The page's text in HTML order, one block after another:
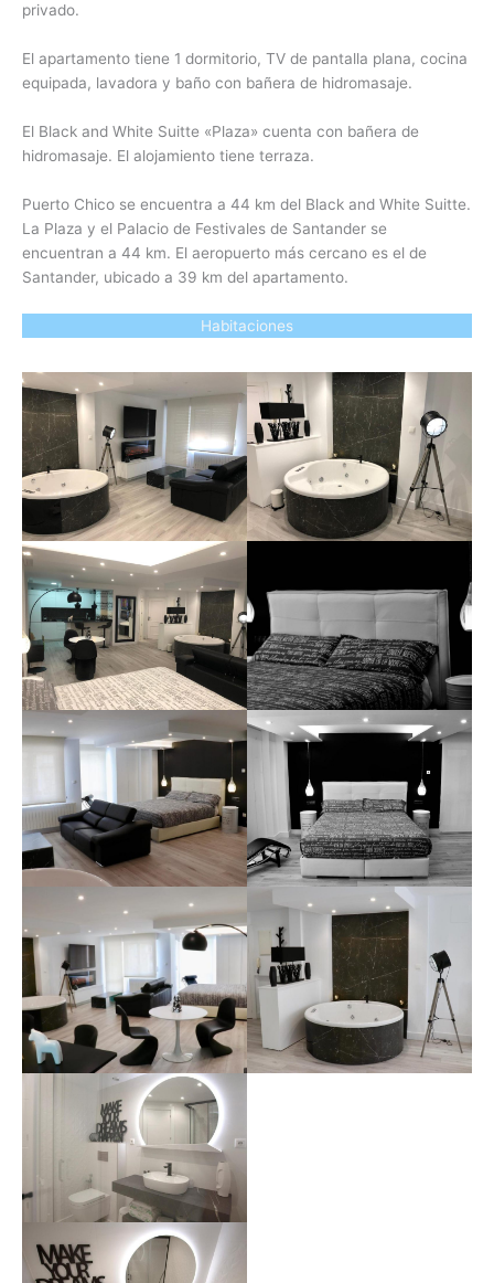
privado.
El apartamento tiene 1 dormitorio, TV de pantalla plana, cocina
equipada, lavadora y baño con bañera de hidromasaje.
El Black and White Suitte «Plaza» cuenta con bañera de
hidromasaje. El alojamiento tiene terraza.
Puerto Chico se encuentra a 44 km del Black and White Suitte.
La Plaza y el Palacio de Festivales de Santander se
encuentran a 44 km. El aeropuerto más cercano es el de
Santander, ubicado a 39 km del apartamento.
Habitaciones